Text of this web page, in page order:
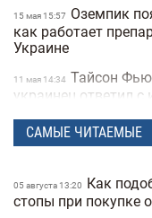
15 мая 15:57
Оземпик
как работает
Украине
11 мая 14:34 Тайсон
украинец ответил с
12 марта 16:49 23
бразильского
09 февраля 18:40
Олимпиаде в шлеме
САМЫЕ ЧИТАЕМЫЕ
05 августа 13:20
Как
стопы при покупке